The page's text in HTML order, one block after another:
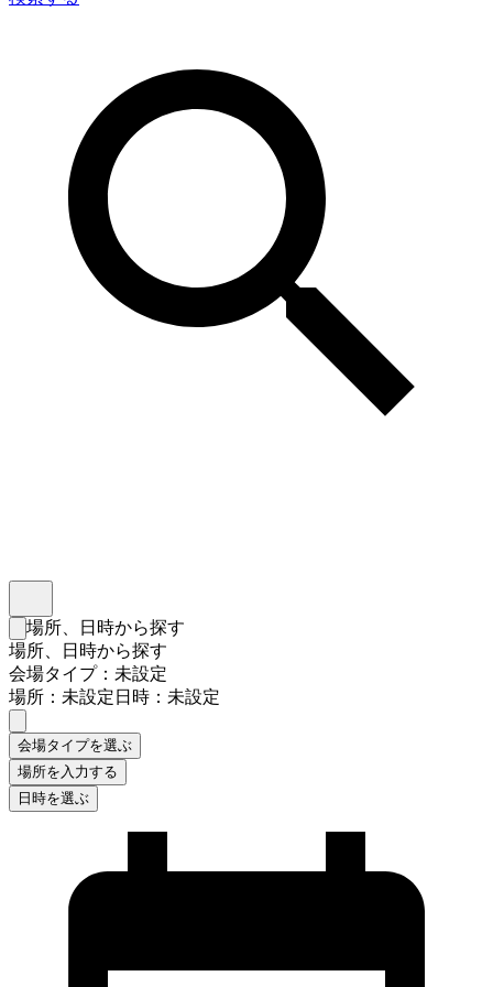
検索フォームを閉じる
場所、日時から探す
場所、日時から探す
会場タイプ：未設定
場所：未設定日時：未設定
会場タイプを選ぶ
場所を入力する
日時を選ぶ